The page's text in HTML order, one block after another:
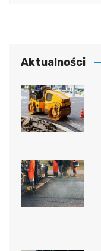
Aktualności